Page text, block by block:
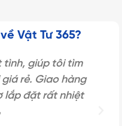
Vật Tư 365?
tình, giúp tôi tìm
rẻ. Giao hàng
lắp đặt rất nhiệt